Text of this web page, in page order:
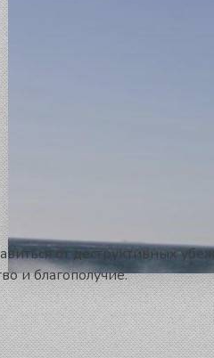
от деструктивных
и благополучие.